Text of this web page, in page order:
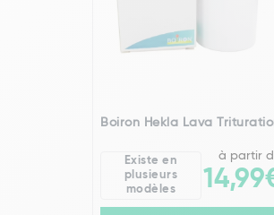
Boiron Hekla Lava
Existe en
plusieurs
modèles
à partir